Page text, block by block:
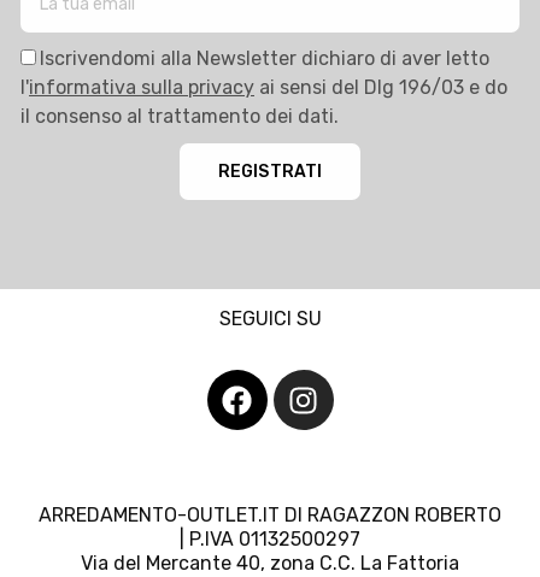
Iscrivendomi alla Newsletter dichiaro di aver letto
l'informativa sulla privacy ai sensi del Dlg 196/03 e do
il consenso al trattamento dei dati.
REGISTRATI
SEGUICI SU
ARREDAMENTO-OUTLET.IT DI RAGAZZON ROBERTO
| P.IVA 01132500297
Via del Mercante 40, zona C.C. La Fattoria